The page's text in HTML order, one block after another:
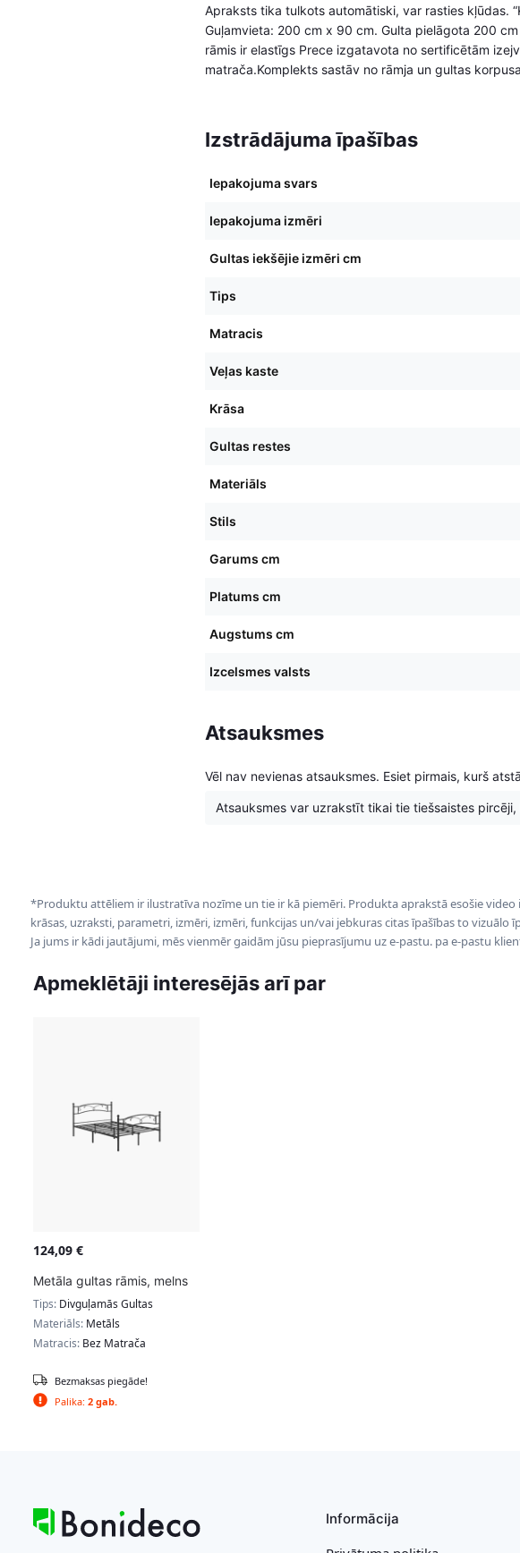
Apraksts tika tulkots automātiski, var rasties kļūdas.
Guļamvieta: 200 cm x 90 cm. Gulta pielāgota 200
rāmis ir elastīgs Prece izgatavota no sertificētām
matrača.Komplekts sastāv no rāmja un gultas
Izstrādājuma īpašības
Iepakojuma svars
Iepakojuma izmēri
Gultas iekšējie izmēri cm
Tips
Matracis
Veļas kaste
Krāsa
Gultas restes
Materiāls
Stils
Garums cm
Platums cm
Augstums cm
Izcelsmes valsts
Atsauksmes
Vēl nav nevienas atsauksmes. Esiet pirmais, kurš
Atsauksmes var uzrakstīt tikai tie tiešsaistes
*Produktu attēliem ir ilustratīva nozīme un tie ir kā piemēri. Produkta aprakstā esošie
krāsas, uzraksti, parametri, izmēri, izmēri, funkcijas un/vai jebkuras citas īpašības to
Ja jums ir kādi jautājumi, mēs vienmēr gaidām jūsu pieprasījumu uz e-pastu. pa e-pastu
Apmeklētāji interesējās arī par
124,09 €
Metāla gultas rāmis, melns
Tips: Divguļamās Gultas
Materiāls: Metāls
Matracis: Bez Matrača
Palika: 2 gab.
Bezmaksas piegāde!
Informācija